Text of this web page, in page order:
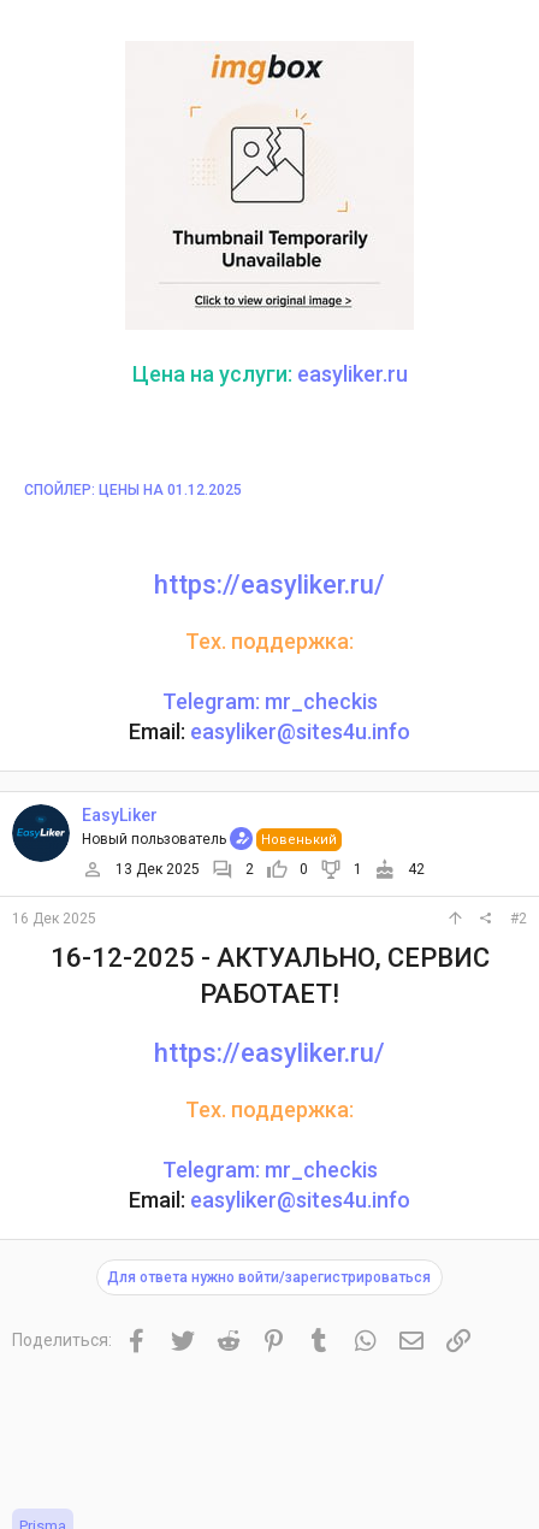
Цена на услуги: easyliker.ru
СПОЙЛЕР: ЦЕНЫ НА 01.12.2025
https://easyliker.ru/
Тех. поддержка:
Telegram: mr_checkis
Email: easyliker@sites4u.info
EasyLiker
Новый пользователь Новенький
13 Дек 2025 2 0 1 42
16 Дек 2025 #2
16-12-2025 - АКТУАЛЬНО, СЕРВИС
РАБОТАЕТ!
https://easyliker.ru/
Тех. поддержка:
Telegram: mr_checkis
Email: easyliker@sites4u.info
Для ответа нужно войти/зарегистрироваться
Поделиться: Facebook
TwitterReddit PinterestTumblrWhatsAppЭлектронная
Ссылка